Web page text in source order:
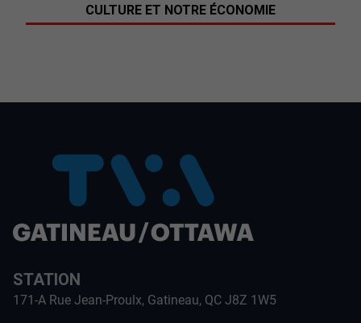
CULTURE ET NOTRE ÉCONOMIE
STATION
171-A Rue Jean-Proulx, Gatineau, QC J8Z 1W5